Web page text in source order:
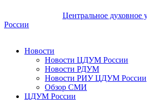
Центральное духовное
России
Новости
Новости ЦДУМ России
Новости РДУМ
Новости РИУ ЦДУМ России
Обзор СМИ
ЦДУМ России